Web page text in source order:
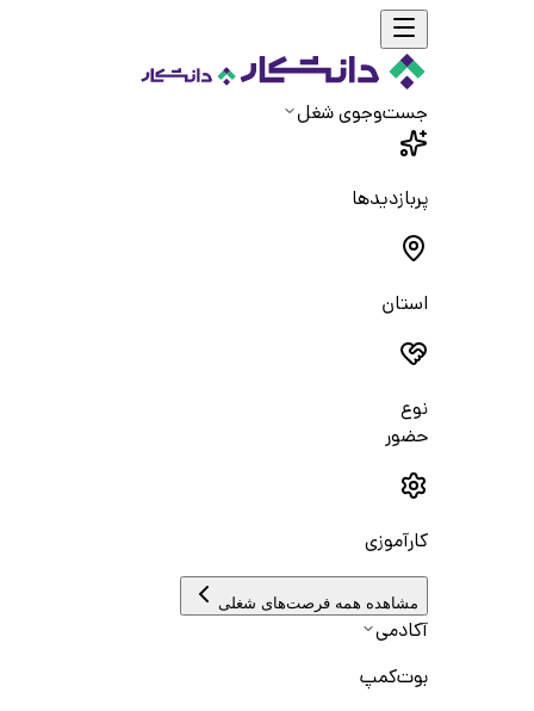
جست‌و‌جوی شغل
پربازدیدها
استان
نوع
حضور
کارآموزی
مشاهده همه فرصت‌های شغلی
آکادمی
بوت‌کمپ